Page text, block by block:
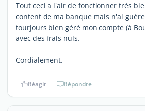
Tout ceci a l'air de fonctionner très
content de ma banque mais n'ai
tourjours bien géré mon compte (à
avec des frais nuls.
Cordialement.
Réagir Répondre